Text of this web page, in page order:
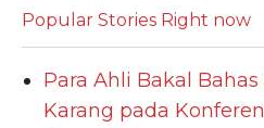
Popular Stories Right now
Para Ahli Bakal
Karang pada